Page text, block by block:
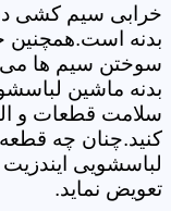
خرابی سیم کشی
بدنه است.همچنین
سوختن سیم ها می
بدنه ماشین
سلامت قطعات و
کنید.چنان چه
لباسشویی ایندزیت
تعویض نماید.